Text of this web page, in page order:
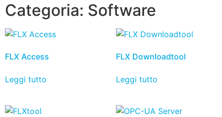
Categoria: Software
FLX Access
Leggi tutto
FLX Downloadtool
Leggi tutto